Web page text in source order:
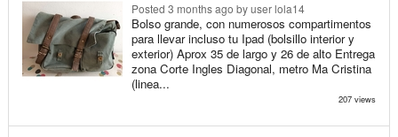
Posted 3 months ago by user lola14
Bolso grande, con numerosos compartimentos
para llevar incluso tu Ipad (bolsillo interior y
exterior) Aprox 35 de largo y 26 de alto Entrega
zona Corte Ingles Diagonal, metro Ma Cristina
(linea...
207 views